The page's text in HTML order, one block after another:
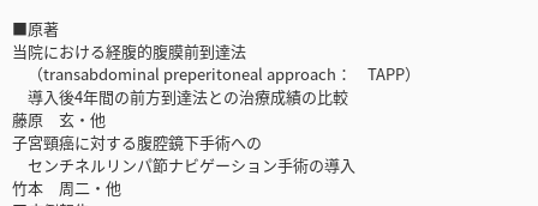
■原著
当院における経腹的腹膜前到達法
（transabdominal preperitoneal approach： TAPP）
導入後4年間の前方到達法との治療成績の比較
藤原 玄・他
子宮頸癌に対する腹腔鏡下手術への
センチネルリンパ節ナビゲーション手術の導入
竹本 周二・他